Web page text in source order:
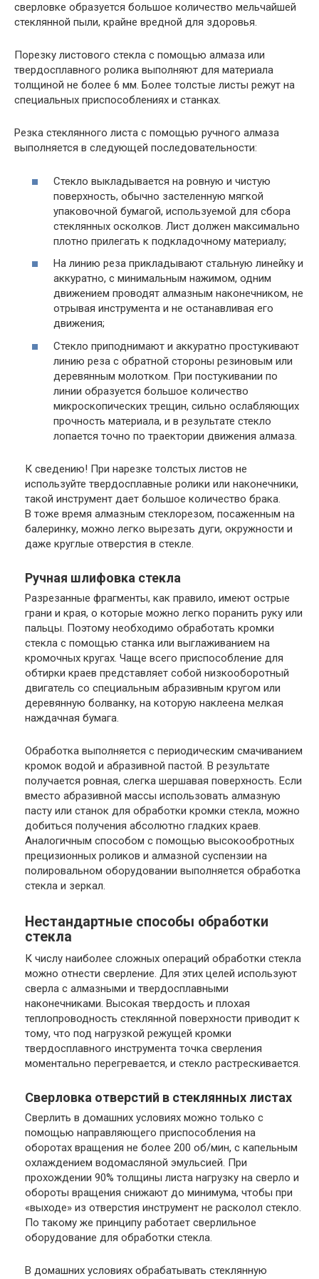
сверловке образуется большое количество мельчайшей
стеклянной пыли, крайне вредной для здоровья.
Порезку листового стекла с помощью алмаза или
твердосплавного ролика выполняют для материала
толщиной не более 6 мм. Более толстые листы режут на
специальных приспособлениях и станках.
Резка стеклянного листа с помощью ручного алмаза
выполняется в следующей последовательности:
Стекло выкладывается на ровную и чистую
поверхность, обычно застеленную мягкой
упаковочной бумагой, используемой для сбора
стеклянных осколков. Лист должен максимально
плотно прилегать к подкладочному материалу;
На линию реза прикладывают стальную линейку и
аккуратно, с минимальным нажимом, одним
движением проводят алмазным наконечником, не
отрывая инструмента и не останавливая его
движения;
Стекло приподнимают и аккуратно простукивают
линию реза с обратной стороны резиновым или
деревянным молотком. При постукивании по
линии образуется большое количество
микроскопических трещин, сильно ослабляющих
прочность материала, и в результате стекло
лопается точно по траектории движения алмаза.
К сведению! При нарезке толстых листов не
используйте твердосплавные ролики или наконечники,
такой инструмент дает большое количество брака.
В тоже время алмазным стеклорезом, посаженным на
балеринку, можно легко вырезать дуги, окружности и
даже круглые отверстия в стекле.
Ручная шлифовка стекла
Разрезанные фрагменты, как правило, имеют острые
грани и края, о которые можно легко поранить руку или
пальцы. Поэтому необходимо обработать кромки
стекла с помощью станка или выглаживанием на
кромочных кругах. Чаще всего приспособление для
обтирки краев представляет собой низкооборотный
двигатель со специальным абразивным кругом или
деревянную болванку, на которую наклеена мелкая
наждачная бумага.
Обработка выполняется с периодическим смачиванием
кромок водой и абразивной пастой. В результате
получается ровная, слегка шершавая поверхность. Если
вместо абразивной массы использовать алмазную
пасту или станок для обработки кромки стекла, можно
добиться получения абсолютно гладких краев.
Аналогичным способом с помощью высокообротных
прецизионных роликов и алмазной суспензии на
полировальном оборудовании выполняется обработка
стекла и зеркал.
Нестандартные способы обработки
стекла
К числу наиболее сложных операций обработки стекла
можно отнести сверление. Для этих целей используют
сверла с алмазными и твердосплавными
наконечниками. Высокая твердость и плохая
теплопроводность стеклянной поверхности приводит к
тому, что под нагрузкой режущей кромки
твердосплавного инструмента точка сверления
моментально перегревается, и стекло растрескивается.
Сверловка отверстий в стеклянных листах
Сверлить в домашних условиях можно только с
помощью направляющего приспособления на
оборотах вращения не более 200 об/мин, с капельным
охлаждением водомасляной эмульсией. При
прохождении 90% толщины листа нагрузку на сверло и
обороты вращения снижают до минимума, чтобы при
«выходе» из отверстия инструмент не расколол стекло.
По такому же принципу работает сверлильное
оборудование для обработки стекла.
В домашних условиях обрабатывать стеклянную